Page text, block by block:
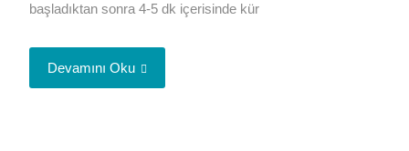
başladıktan sonra 4-5 dk içerisinde kür
Devamını Oku